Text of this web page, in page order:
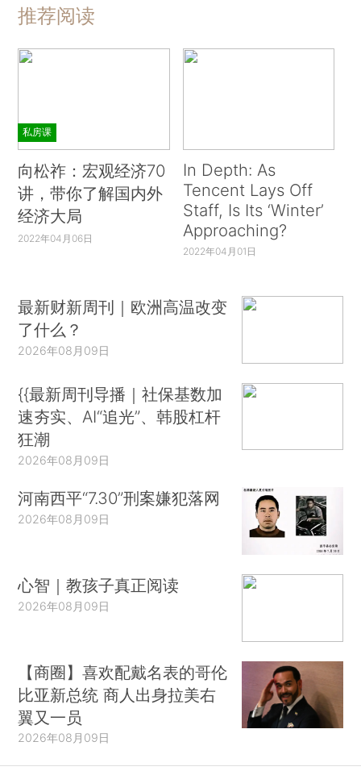
推荐阅读
私房课
向松祚：宏观经济70
讲，带你了解国内外
经济大局
2022年04月06日
In Depth: As
Tencent Lays Off
Staff, Is Its ‘Winter’
Approaching?
2022年04月01日
最新财新周刊｜欧洲高温改变
了什么？
2026年08月09日
{{最新周刊导播｜社保基数加
速夯实、AI“追光”、韩股杠杆
狂潮
2026年08月09日
河南西平“7.30”刑案嫌犯落网
2026年08月09日
心智｜教孩子真正阅读
2026年08月09日
【商圈】喜欢配戴名表的哥伦
比亚新总统 商人出身拉美右
翼又一员
2026年08月09日